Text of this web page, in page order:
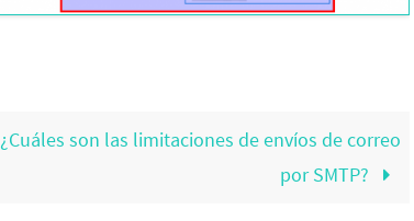
¿Cuáles son las limitaciones de envíos de correo
por SMTP?